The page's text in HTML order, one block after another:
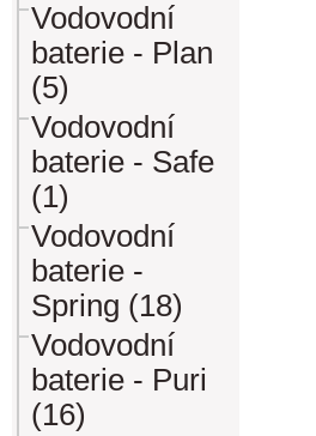
Vodovodní
baterie - Plan
(5)
Vodovodní
baterie - Safe
(1)
Vodovodní
baterie -
Spring (18)
Vodovodní
baterie - Puri
(16)